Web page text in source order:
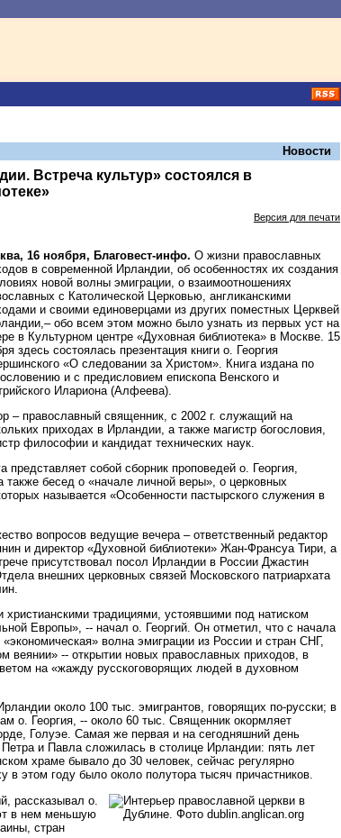
Новости
Встреча культур» состоялся в
Версия для печати
16 ноября, Благовест-инфо. О жизни православных
в современной Ирландии, об особенностях их создания
новой волны эмиграции, о взаимоотношениях
с Католической Церковью, англиканскими
и своими единоверцами из других поместных Церквей
обо всем этом можно было узнать из первых уст на
в Культурном центре «Духовная библиотека» в Москве. 15
здесь состоялась презентация книги о. Георгия
«О следовании за Христом». Книга издана по
и с предисловием епископа Венского и
Илариона (Алфеева).
– православный священник, с 2002 г. служащий на
приходах в Ирландии, а также магистр богословия,
философии и кандидат технических наук.
представляет собой сборник проповедей о. Георгия,
также бесед о «начале личной веры», о церковных
называется «Особенности пастырского служения в
вопросов ведущие вечера – ответственный редактор
и директор «Духовной библиотеки» Жан-Франсуа Тири, а
присутствовал посол Ирландии в России Джастин
внешних церковных связей Московского патриархата
традициями, устоявшими под натиском
Европы», -- начал о. Георгий. Он отметил, что с начала
волна эмиграции из России и стран СНГ,
веянии» -- открытии новых православных приходов, в
на «жажду русскоговорящих людей в духовном
около 100 тыс. эмигрантов, говорящих по-русски; в
о. Георгия, -- около 60 тыс. Священник окормляет
Голуэе. Самая же первая и на сегодняшний день
и Павла сложилась в столице Ирландии: пять лет
храме бывало до 30 человек, сейчас регулярно
в этом году было около полутора тысяч причастников.
рассказывал о.
в нем меньшую
стран